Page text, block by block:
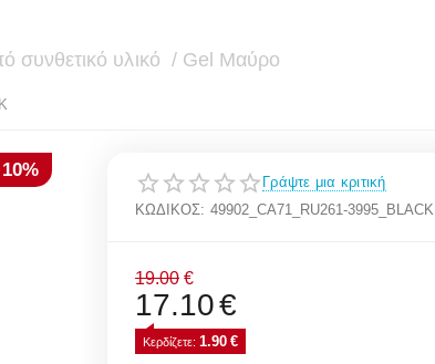
συνθετικό υλικό / Gel Μαύρο
Γράψτε μια κριτική
ΚΩΔΙΚΟΣ: 49902_CA71_RU261-3995_BLACK
19.00 €
17.10€
Κερδίζετε: 1.90 €